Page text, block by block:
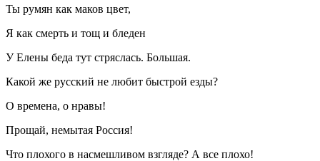
Ты румян как маков цвет,
Я как смерть и тощ и бледен
У Елены беда тут стряслась. Большая.
Какой же русский не любит быстрой езды?
О времена, о нравы!
Прощай, немытая Россия!
Что плохого в насмешливом взгляде? А все плохо!